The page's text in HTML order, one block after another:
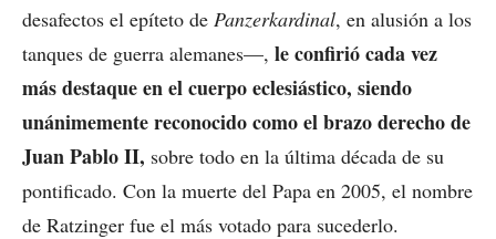
desafectos el epíteto de Panzerkardinal, en alusión a los
tanques de guerra alemanes—, le confirió cada vez
más destaque en el cuerpo eclesiástico, siendo
unánimemente reconocido como el brazo derecho de
Juan Pablo II, sobre todo en la última década de su
pontificado. Con la muerte del Papa en 2005, el nombre
de Ratzinger fue el más votado para sucederlo.